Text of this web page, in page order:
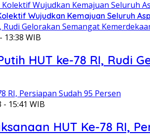
Wujudkan Kemajuan Seluruh
13:38 WIB
HUT ke-78 RI, Rudi
15:41 WIB
HUT Ke-78 RI,